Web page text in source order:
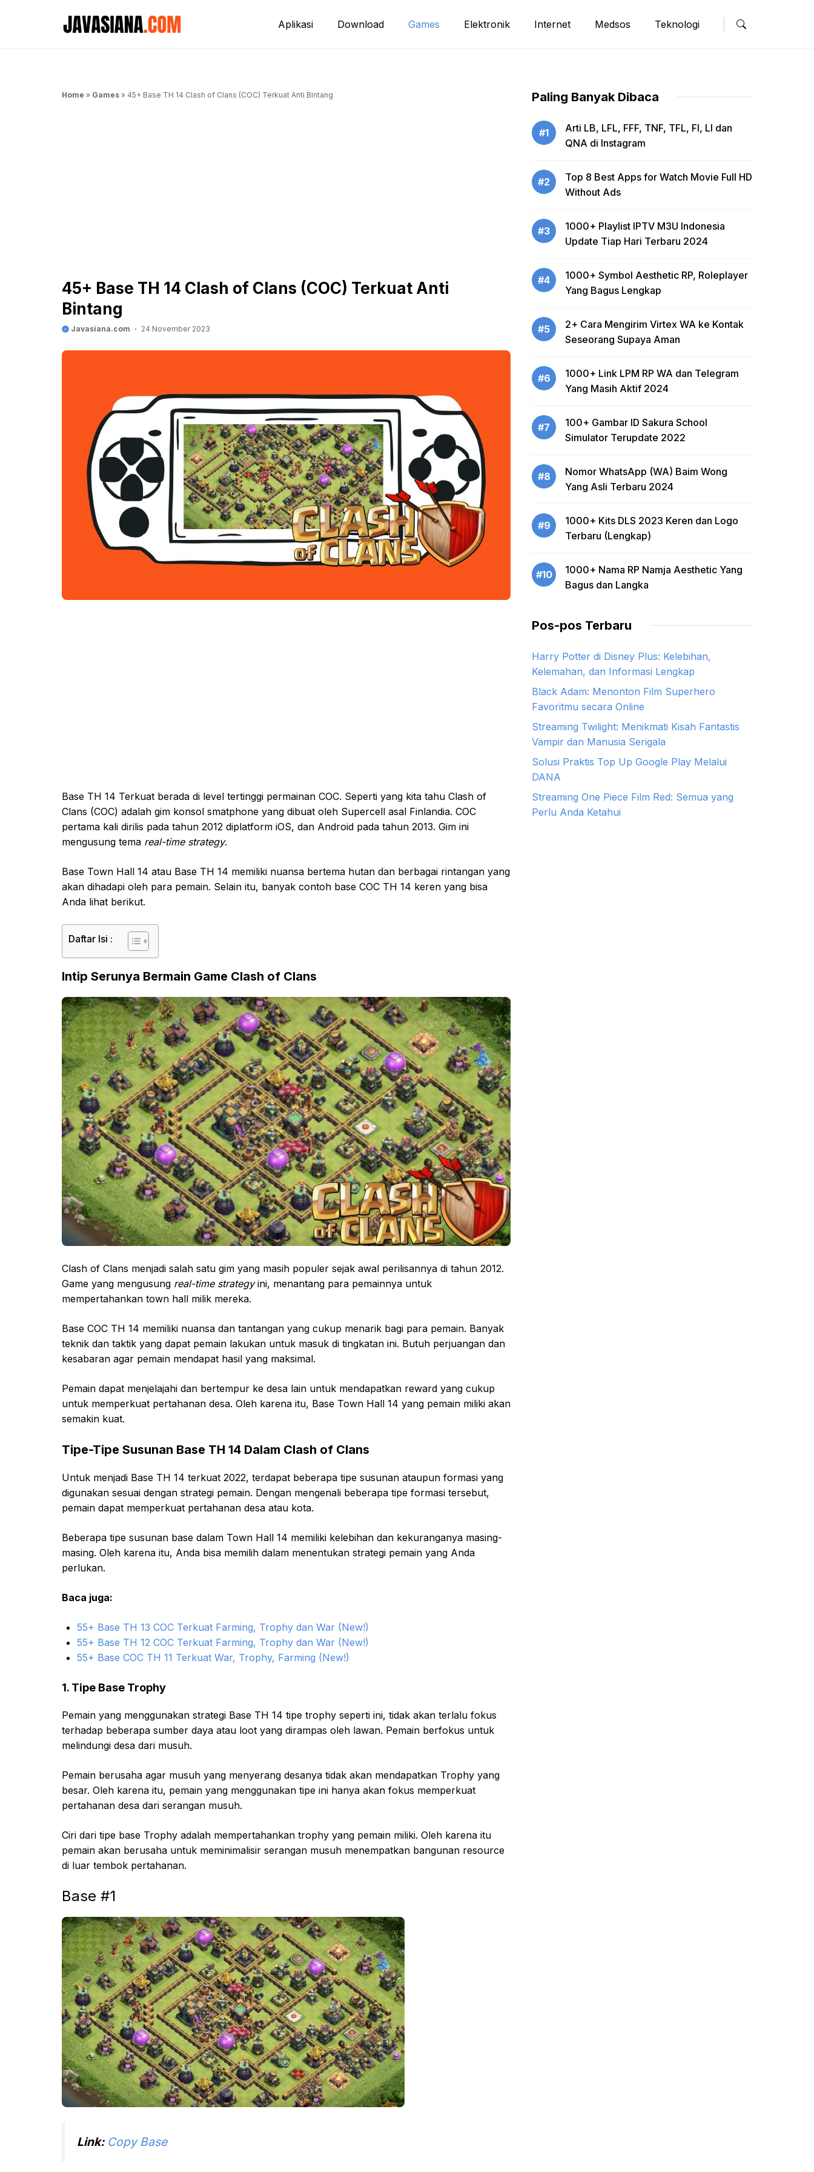
Aplikasi Download Games Elektronik Internet Medsos Teknologi
Home » Games » 45+ Base TH 14 Clash of Clans (COC) Terkuat Anti Bintang
45+ Base TH 14 Clash of Clans (COC) Terkuat Anti
Bintang
Javasiana.com 24 November 2023
Base TH 14 Terkuat berada di level tertinggi permainan COC. Seperti yang kita tahu Clash of
Clans (COC) adalah gim konsol smatphone yang dibuat oleh Supercell asal Finlandia. COC
pertama kali dirilis pada tahun 2012 diplatform iOS, dan Android pada tahun 2013. Gim ini
mengusung tema real-time strategy.
Base Town Hall 14 atau Base TH 14 memiliki nuansa bertema hutan dan berbagai rintangan yang
akan dihadapi oleh para pemain. Selain itu, banyak contoh base COC TH 14 keren yang bisa
Anda lihat berikut.
Daftar Isi :
Intip Serunya Bermain Game Clash of Clans
Clash of Clans menjadi salah satu gim yang masih populer sejak awal perilisannya di tahun 2012.
Game yang mengusung real-time strategyini, menantang para pemainnya untuk
mempertahankan town hall milik mereka.
Base COC TH 14 memiliki nuansa dan tantangan yang cukup menarik bagi para pemain. Banyak
teknik dan taktik yang dapat pemain lakukan untuk masuk di tingkatan ini. Butuh perjuangan dan
kesabaran agar pemain mendapat hasil yang maksimal.
Pemain dapat menjelajahi dan bertempur ke desa lain untuk mendapatkan reward yang cukup
untuk memperkuat pertahanan desa. Oleh karena itu, Base Town Hall 14 yang pemain miliki akan
semakin kuat.
Tipe-Tipe Susunan Base TH 14 Dalam Clash of Clans
Untuk menjadi Base TH 14 terkuat 2022, terdapat beberapa tipe susunan ataupun formasi yang
digunakan sesuai dengan strategi pemain. Dengan mengenali beberapa tipe formasi tersebut,
pemain dapat memperkuat pertahanan desa atau kota.
Beberapa tipe susunan base dalam Town Hall 14 memiliki kelebihan dan kekuranganya masing-
masing. Oleh karena itu, Anda bisa memilih dalam menentukan strategi pemain yang Anda
perlukan.
Baca juga:
55+ Base TH 13 COC Terkuat Farming, Trophy dan War (New!)
55+ Base TH 12 COC Terkuat Farming, Trophy dan War (New!)
55+ Base COC TH 11 Terkuat War, Trophy, Farming (New!)
1. Tipe Base Trophy
Pemain yang menggunakan strategi Base TH 14 tipe trophy seperti ini, tidak akan terlalu fokus
terhadap beberapa sumber daya atau loot yang dirampas oleh lawan. Pemain berfokus untuk
melindungi desa dari musuh.
Pemain berusaha agar musuh yang menyerang desanya tidak akan mendapatkan Trophy yang
besar. Oleh karena itu, pemain yang menggunakan tipe ini hanya akan fokus memperkuat
pertahanan desa dari serangan musuh.
Ciri dari tipe base Trophy adalah mempertahankan trophy yang pemain miliki. Oleh karena itu
pemain akan berusaha untuk meminimalisir serangan musuh menempatkan bangunan resource
di luar tembok pertahanan.
Base #1
Link: Copy Base
Paling Banyak Dibaca
#1
Arti LB, LFL, FFF, TNF, TFL, FI, LI dan
QNA di Instagram
#2
Top 8 Best Apps for Watch Movie Full HD
Without Ads
#3
1000+ Playlist IPTV M3U Indonesia
Update Tiap Hari Terbaru 2024
#4
1000+ Symbol Aesthetic RP, Roleplayer
Yang Bagus Lengkap
#5
2+ Cara Mengirim Virtex WA ke Kontak
Seseorang Supaya Aman
#6
1000+ Link LPM RP WA dan Telegram
Yang Masih Aktif 2024
#7
100+ Gambar ID Sakura School
Simulator Terupdate 2022
#8
Nomor WhatsApp (WA) Baim Wong
Yang Asli Terbaru 2024
#9
1000+ Kits DLS 2023 Keren dan Logo
Terbaru (Lengkap)
#10
1000+ Nama RP Namja Aesthetic Yang
Bagus dan Langka
Pos-pos Terbaru
Harry Potter di Disney Plus: Kelebihan,
Kelemahan, dan Informasi Lengkap
Black Adam: Menonton Film Superhero
Favoritmu secara Online
Streaming Twilight: Menikmati Kisah Fantastis
Vampir dan Manusia Serigala
Solusi Praktis Top Up Google Play Melalui
DANA
Streaming One Piece Film Red: Semua yang
Perlu Anda Ketahui